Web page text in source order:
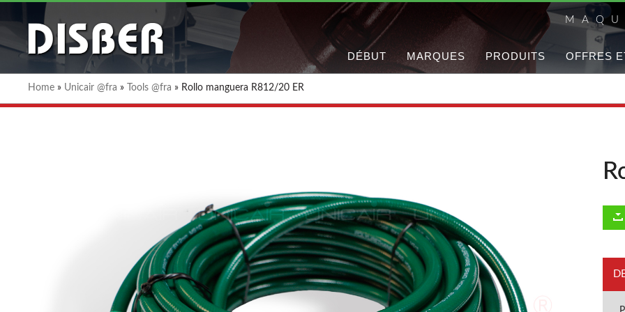
DÉBUT MARQUES PRODUITS OFFRES
Home » Unicair @fra » Tools @fra » Rollo manguera R812/20 ER